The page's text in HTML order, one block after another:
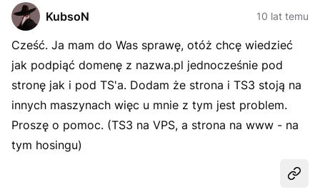
KubsoN 10 lat temu
Cześć. Ja mam do Was sprawę, otóż chcę wiedzieć
jak podpiąć domenę z nazwa.pl jednocześnie pod
stronę jak i pod TS'a. Dodam że strona i TS3 stoją na
innych maszynach więc u mnie z tym jest problem.
Proszę o pomoc. (TS3 na VPS, a strona na www - na
tym hosingu)